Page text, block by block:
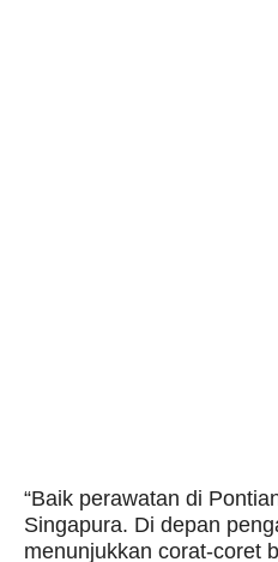
“Baik perawatan di
Singapura. Di depan
menunjukkan corat-coret